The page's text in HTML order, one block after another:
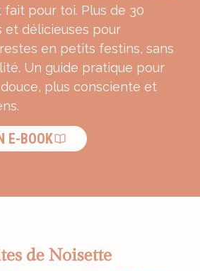
pour toi. Plus de 30
et délicieuses pour
en petits festins, sans
Un guide pratique pour
plus consciente et
E-BOOK